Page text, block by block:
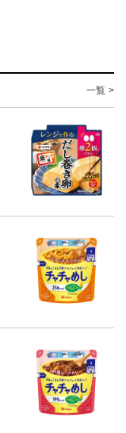
一覧 >